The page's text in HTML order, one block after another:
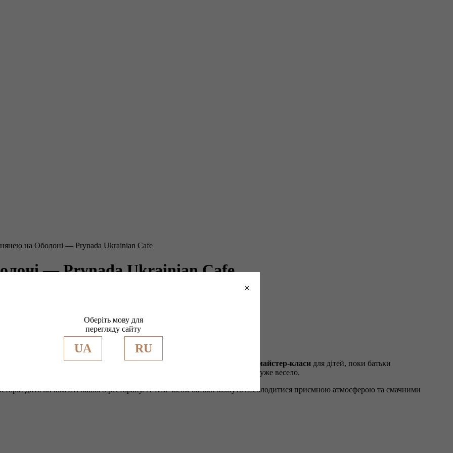
нянею на Оболоні — Prynada Ukrainian Cafe
— Prynada Ukrainian Cafe
було не тільки смачно, а ще й дуже весело.
010 86 88.
Не просто дитяча кімната ресторану
(Київ). Щовихідних працює кваліфіковананяня майстер-класи для дітей, поки батьки
про те, аби нашим маленьким гостям було не тільки смачно, а ще й дуже весело.
дитячій кімнаті нашого ресторану. А тим часом батьки можуть насолодитися приємною атмосферою та смачними
×
Оберіть мову для
перегляду сайту
UA RU